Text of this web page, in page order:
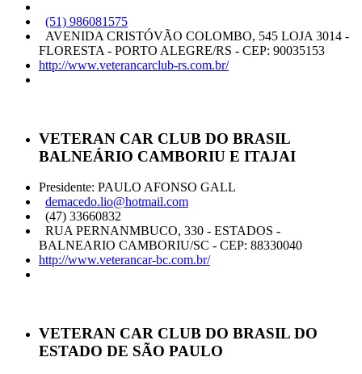
(51) 986081575
AVENIDA CRISTÓVÃO COLOMBO, 545 LOJA 3014 -
FLORESTA - PORTO ALEGRE/RS - CEP: 90035153
http://www.veterancarclub-rs.com.br/
VETERAN CAR CLUB DO BRASIL
BALNEÁRIO CAMBORIU E ITAJAI
Presidente: PAULO AFONSO GALL
demacedo.lio@hotmail.com
(47) 33660832
RUA PERNANMBUCO, 330 - ESTADOS -
BALNEARIO CAMBORIU/SC - CEP: 88330040
http://www.veterancar-bc.com.br/
VETERAN CAR CLUB DO BRASIL DO
ESTADO DE SÃO PAULO